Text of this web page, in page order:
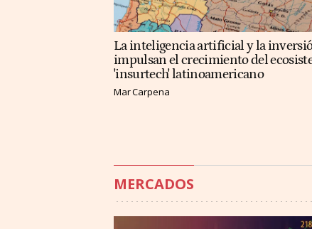
La inteligencia artificial y la
impulsan el crecimiento del
'insurtech' latinoamericano
Mar Carpena
MERCADOS